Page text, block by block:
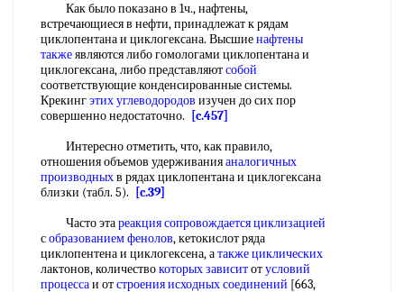
Как было показано в 1ч., нафтены,
встречающиеся в нефти, принадлежат к рядам
циклопентана и циклогексана. Высшиенафтены
такжеявляются либо гомологами циклопентана и
циклогексана, либо представляютсобой
соответствующие конденсированные системы.
Крекингэтих углеводородов изучен до сих пор
совершенно недостаточно.
[c.457]
Интересно отметить, что, как правило,
отношения объемов удерживанияаналогичных
производныхв рядах циклопентана и циклогексана
близки (табл. 5).
[c.39]
Часто этареакция сопровождается циклизацией
собразованием фенолов, кетокислот ряда
циклопентена и циклогексена, атакже циклических
лактонов, количествокоторых зависитотусловий
процессаи отстроения исходных соединений [663,